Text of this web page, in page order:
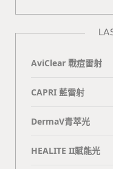
AviClear 戰痘雷射
CAPRI 藍雷射
DermaV青萃光
HEALITE II賦能光